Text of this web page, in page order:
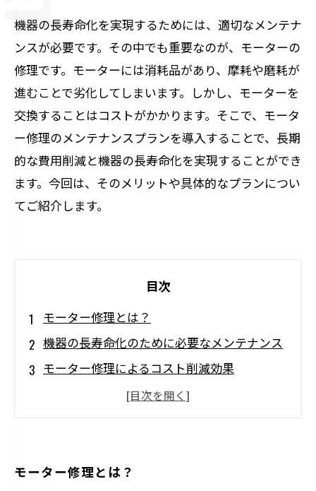
機器の長寿命化を実現するためには、適切なメンテナ
ンスが必要です。その中でも重要なのが、モーターの
修理です。モーターには消耗品があり、摩耗や磨耗が
進むことで劣化してしまいます。しかし、モーターを
交換することはコストがかかります。そこで、モータ
ー修理のメンテナンスプランを導入することで、長期
的な費用削減と機器の長寿命化を実現することができ
ます。今回は、そのメリットや具体的なプランについ
てご紹介します。
目次
モーター修理とは？
機器の長寿命化のために必要なメンテナンス
モーター修理によるコスト削減効果
モーター修理の専門知識を持つサービス提供
者
上
モーター修理とは？